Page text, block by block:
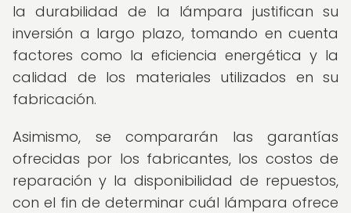
la durabilidad de la lámpara justifican su
inversión a largo plazo, tomando en cuenta
factores como la eficiencia energética y la
calidad de los materiales utilizados en su
fabricación.
Asimismo, se compararán las garantías
ofrecidas por los fabricantes, los costos de
reparación y la disponibilidad de repuestos,
con el fin de determinar cuál lámpara ofrece